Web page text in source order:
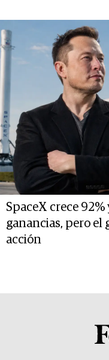
SpaceX crece
ganancias, pero el
acción